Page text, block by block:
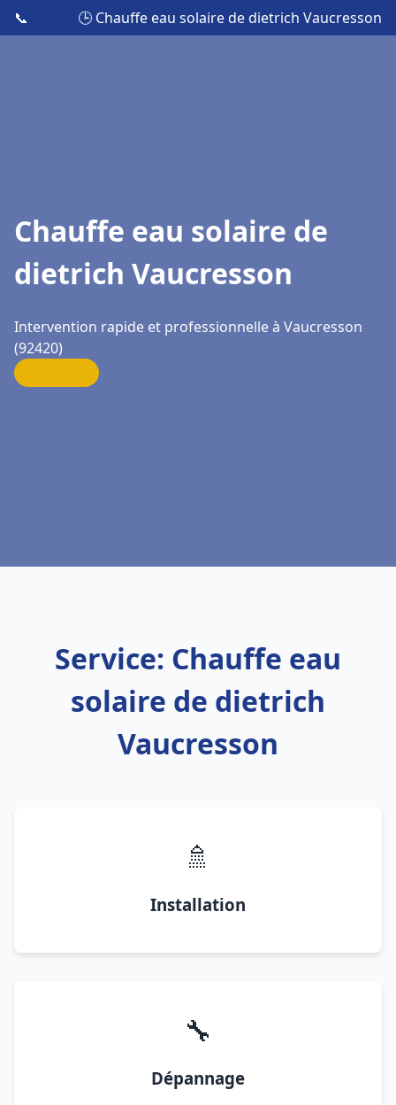
📞 🕒 Chauffe eau solaire de dietrich Vaucresson
Chauffe eau solaire de
dietrich Vaucresson
Intervention rapide et professionnelle à Vaucresson
(92420)
Service: Chauffe eau
solaire de dietrich
Vaucresson
🚿
Installation
🔧
Dépannage